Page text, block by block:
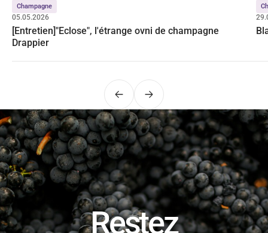
Champagne
05.05.2026
[Entretien]"Eclose", l'étrange ovni de champagne
Drappier
PrécédentSuivant
Restez